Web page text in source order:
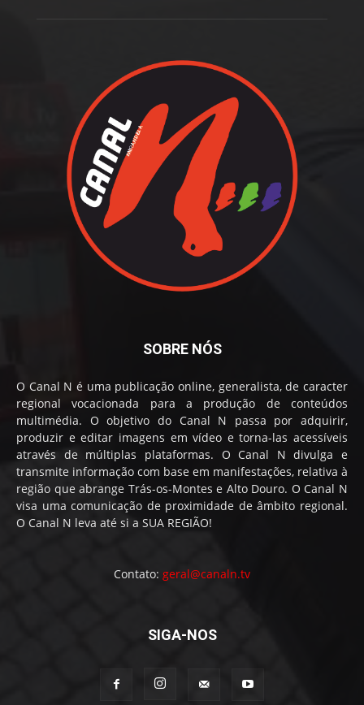
SOBRE NÓS
O Canal N é uma publicação online, generalista, de caracter
regional vocacionada para a produção de conteúdos
multimédia. O objetivo do Canal N passa por adquirir,
produzir e editar imagens em vídeo e torna-las acessíveis
através de múltiplas plataformas. O Canal N divulga e
transmite informação com base em manifestações, relativa à
região que abrange Trás-os-Montes e Alto Douro. O Canal N
visa uma comunicação de proximidade de âmbito regional.
O Canal N leva até si a SUA REGIÃO!
Contato: geral@canaln.tv
SIGA-NOS